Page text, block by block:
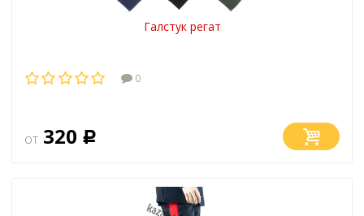
Галстук регат
0
от 320 Р